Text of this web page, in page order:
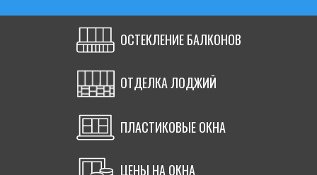
ОСТЕКЛЕНИЕ БАЛКОНОВ
ОТДЕЛКА ЛОДЖИЙ
ПЛАСТИКОВЫЕ ОКНА
ЦЕНЫ НА ОКНА